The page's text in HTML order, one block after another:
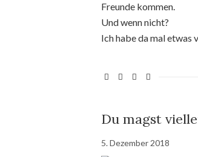
Freunde kommen.
Und wenn nicht?
Ich habe da mal etwas
Du magst
5. Dezember 2018